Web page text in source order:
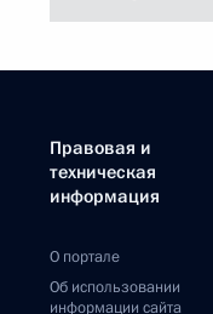
Правовая и
техническая
информация
О портале
Об использовании
информации сайта